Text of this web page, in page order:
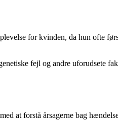
for kvinden, da hun ofte
fejl og andre uforudsete
at forstå årsagerne bag